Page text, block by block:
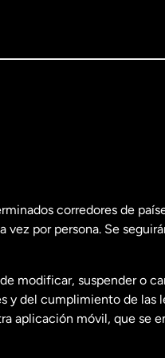
corredores de
por persona. Se
modificar, suspender o
y del cumplimiento de las
aplicación móvil, que se